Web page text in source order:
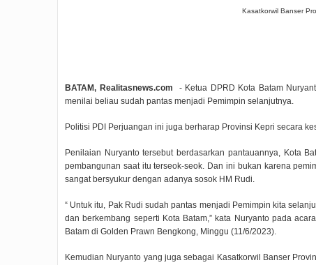
Kasatkorwil Banser
BATAM, Realitasnews.com
- Ketua DPRD Kota Batam
menilai beliau sudah pantas menjadi Pemimpin selanjutnya.
Politisi PDI Perjuangan ini juga berharap Provinsi Kepri secara
Penilaian Nuryanto tersebut berdasarkan pantauannya, Kota
pembangunan saat itu terseok-seok. Dan ini bukan karena
sangat bersyukur dengan adanya sosok HM Rudi.
“ Untuk itu, Pak Rudi sudah pantas menjadi Pemimpin kita
dan berkembang seperti Kota Batam,” kata Nuryanto pada
Batam di Golden Prawn Bengkong, Minggu (11/6/2023).
Kemudian Nuryanto yang juga sebagai Kasatkorwil Banser